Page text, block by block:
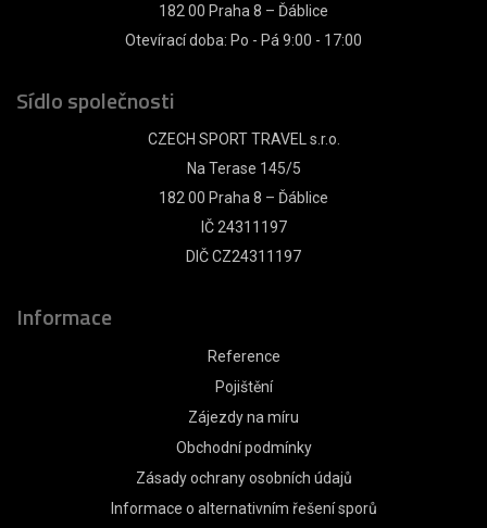
182 00 Praha 8 – Ďáblice
Otevírací doba: Po - Pá 9:00 - 17:00
Sídlo společnosti
CZECH SPORT TRAVEL s.r.o.
Na Terase 145/5
182 00 Praha 8 – Ďáblice
IČ 24311197
DIČ CZ24311197
Informace
Reference
Pojištění
Zájezdy na míru
Obchodní podmínky
Zásady ochrany osobních údajů
Informace o alternativním řešení sporů